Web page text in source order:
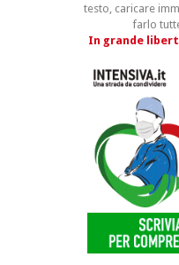
testo, caricare
farlo
In grande